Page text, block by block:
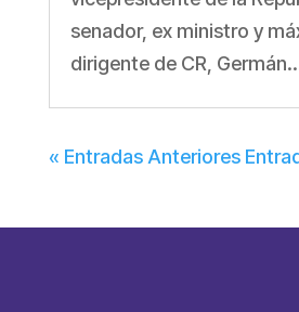
senador, ex ministro y
dirigente de CR,
« Entradas Anteriores